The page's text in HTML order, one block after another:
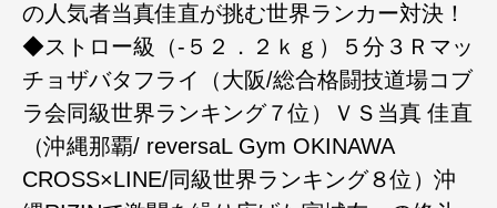
の人気者当真佳直が挑む世界ランカー対決！
◆ストロー級（-５２．２ｋｇ）５分３Ｒマッ
チョザバタフライ（大阪/総合格闘技道場コブ
ラ会同級世界ランキング７位）ＶＳ当真 佳直
（沖縄那覇/ reversaL Gym OKINAWA
CROSS×LINE/同級世界ランキング８位）沖